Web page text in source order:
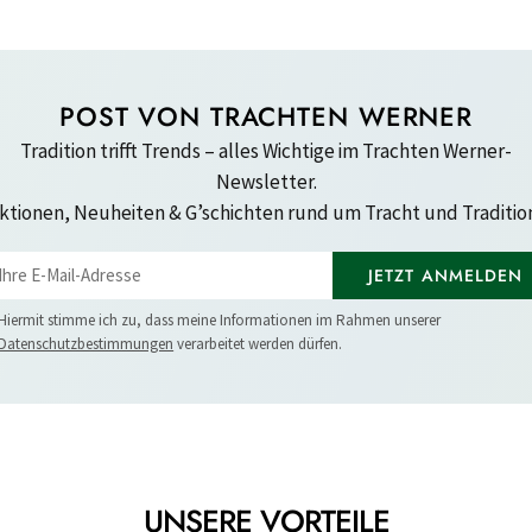
POST VON TRACHTEN WERNER
Tradition trifft Trends – alles Wichtige im Trachten Werner-
Newsletter.
Neuheiten & G’schichten rund um Tracht und
JETZT ANMELDEN
stimme ich zu, dass meine Informationen im Rahmen unserer
verarbeitet werden dürfen.
UNSERE VORTEILE